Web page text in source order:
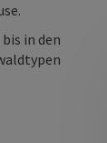
in den